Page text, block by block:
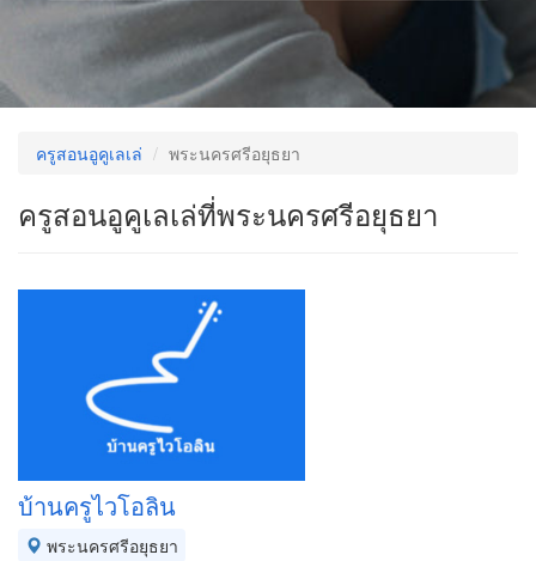
ครูสอนอูคูเลเล่ พระนครศรีอยุธยา
ครูสอนอูคูเลเล่ที่พระนครศรีอยุธยา
บ้านครูไวโอลิน
พระนครศรีอยุธยา